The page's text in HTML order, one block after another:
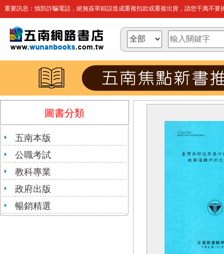
重要訊息：慎防詐騙電話，絕無簽單錯誤造成重複扣款或重複出貨，請您千萬不要
圖書分類
五南本版
公職考試
教科專業
政府出版
暢銷精選